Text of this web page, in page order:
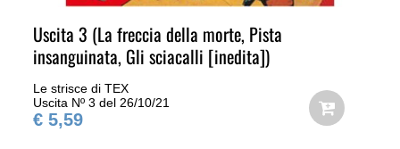
Uscita 3 (La freccia della morte, Pista
insanguinata, Gli sciacalli [inedita])
Le strisce di TEX
Uscita Nº 3 del 26/10/21
€ 5,59